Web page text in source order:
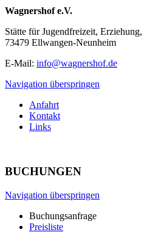
Wagnershof e.V.
Stätte für Jugendfreizeit,
73479 Ellwangen-Neunheim
E-Mail: info@wagnershof.de
Navigation überspringen
Anfahrt
Kontakt
Links
BUCHUNGEN
Navigation überspringen
Buchungsanfrage
Preisliste